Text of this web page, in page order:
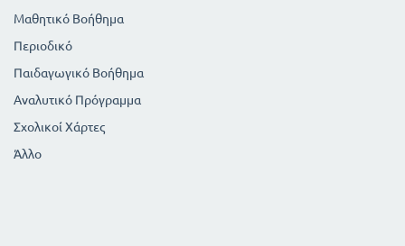
Μαθητικό Βοήθημα
Περιοδικό
Παιδαγωγικό Βοήθημα
Αναλυτικό Πρόγραμμα
Σχολικοί Χάρτες
Άλλο